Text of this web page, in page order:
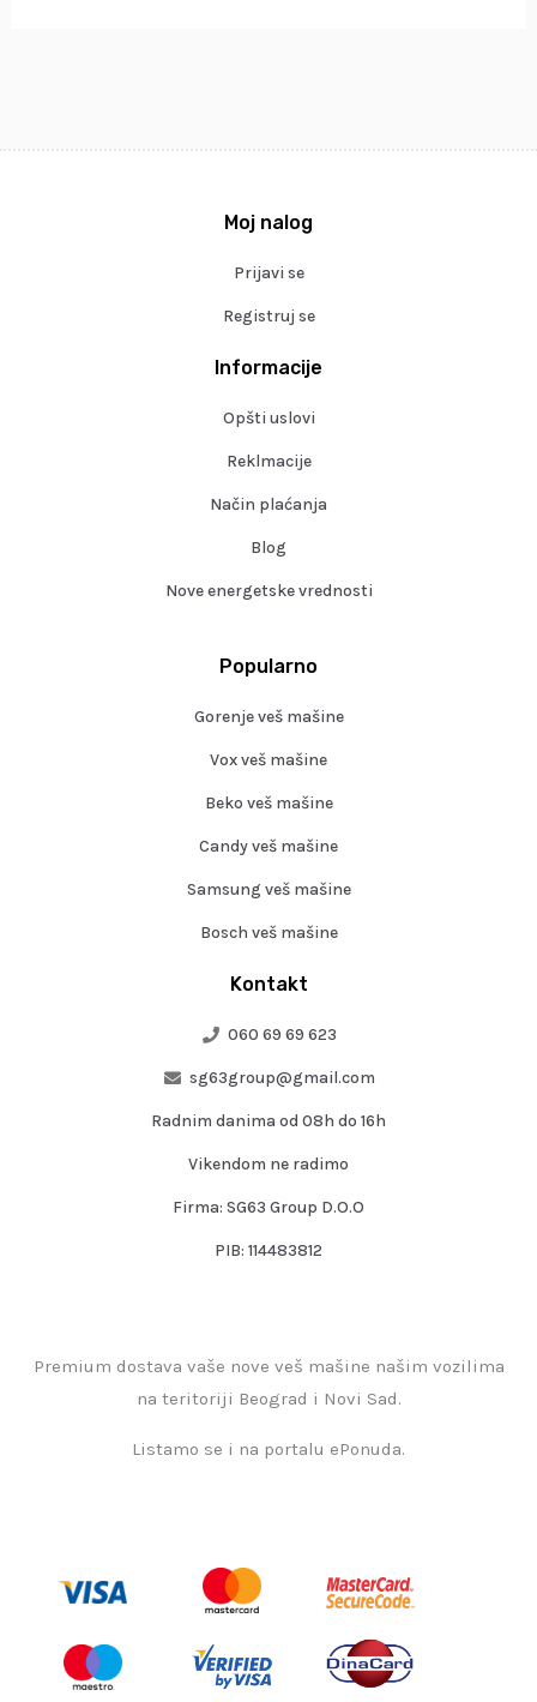
Kontakt
060 69 69 623
sg63group@gmail.com
Radnim danima od 08h do 16h
Vikendom ne radimo
Firma: SG63 Group D.O.O
PIB: 114483812
Popularno
Gorenje veš mašine
Vox veš mašine
Beko veš mašine
Candy veš mašine
Samsung veš mašine
Bosch veš mašine
Informacije
Opšti uslovi
Reklmacije
Način plaćanja
Blog
Nove energetske vrednosti
Moj nalog
Prijavi se
Registruj se
Premium dostava vaše nove veš mašine našim vozilima
na teritoriji Beograd i Novi Sad.
Listamo se i na portalu ePonuda.